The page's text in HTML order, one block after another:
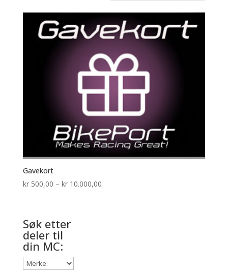
Gavekort
kr500,00 – kr10.000,00Prisområde:
Søk etter
deler til
din MC: